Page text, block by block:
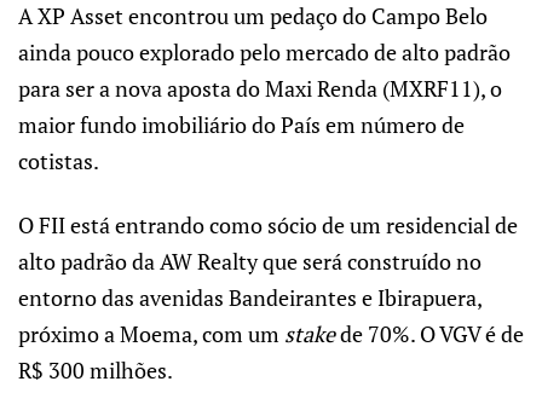
A XP Asset encontrou um pedaço do Campo Belo
ainda pouco explorado pelo mercado de alto padrão
para ser a nova aposta do Maxi Renda (MXRF11), o
maior fundo imobiliário do País em número de
cotistas.
O FII está entrando como sócio de um residencial de
alto padrão da AW Realty que será construído no
entorno das avenidas Bandeirantes e Ibirapuera,
próximo a Moema, com um stakede 70%. O VGV é de
R$ 300 milhões.